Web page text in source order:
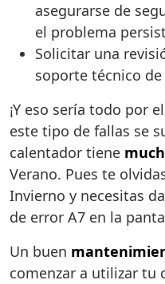
asegurarse de
el problema
Solicitar una
soporte técnico de
¡Y eso sería todo por
este tipo de fallas se
calentador tiene
Verano. Pues te
Invierno y necesitas
de error A7 en la
Un buen
comenzar a utilizar tu